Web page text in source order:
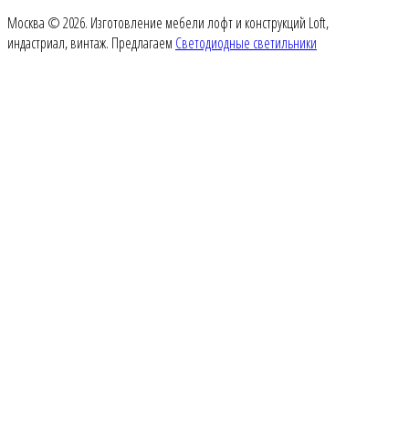
Москва © 2026. Изготовление мебели лофт и конструкций Loft,
индастриал, винтаж. Предлагаем Светодиодные светильники